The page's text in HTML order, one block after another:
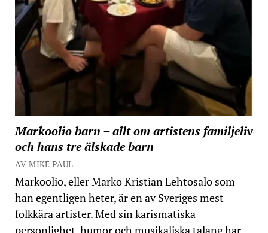
Markoolio barn – allt om artistens familjeliv
och hans tre älskade barn
AV MIKE PAUL
Markoolio, eller Marko Kristian Lehtosalo som
han egentligen heter, är en av Sveriges mest
folkkära artister. Med sin karismatiska
personlighet, humor och musikaliska talang har...